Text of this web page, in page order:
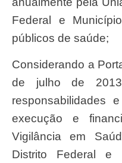
Federal e
públicos de saúde;
Considerando a Portaria nº 1.378/GM/MS, de 9
de julho de
responsabilidades
execução e
Vigilância em
Distrito Federal e